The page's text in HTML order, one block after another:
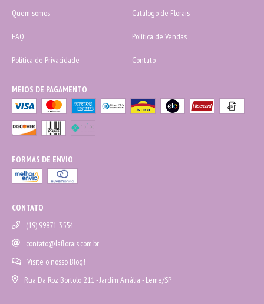
Quem somos
Catálogo de Florais
FAQ Política de Vendas
Política de Privacidade Contato
MEIOS DE PAGAMENTO
FORMAS DE ENVIO
CONTATO
(19) 99871-3554
contato@laflorais.com.br
Visite o nosso Blog!
Rua Da Roz Bortolo, 211 - Jardim Amália - Leme/SP